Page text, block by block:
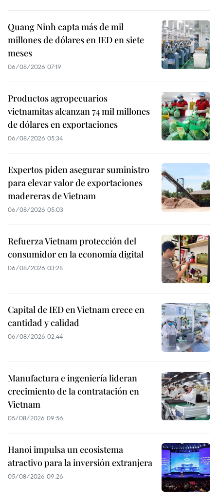
Quang Ninh capta más de mil
millones de dólares en IED en siete
meses
06/08/2026 07:19
Productos agropecuarios
vietnamitas alcanzan 74 mil millones
de dólares en exportaciones
06/08/2026 05:34
Expertos piden asegurar suministro
para elevar valor de exportaciones
madereras de Vietnam
06/08/2026 05:03
Refuerza Vietnam protección del
consumidor en la economía digital
06/08/2026 03:28
Capital de IED en Vietnam crece en
cantidad y calidad
06/08/2026 02:44
Manufactura e ingeniería lideran
crecimiento de la contratación en
Vietnam
05/08/2026 09:56
Hanoi impulsa un ecosistema
atractivo para la inversión extranjera
05/08/2026 09:26